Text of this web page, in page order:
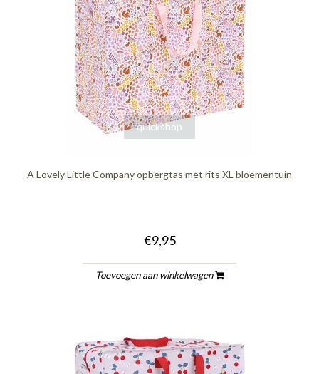
quickshop
A Lovely Little Company opbergtas met rits XL bloementuin
€9,95
Toevoegen aan winkelwagen